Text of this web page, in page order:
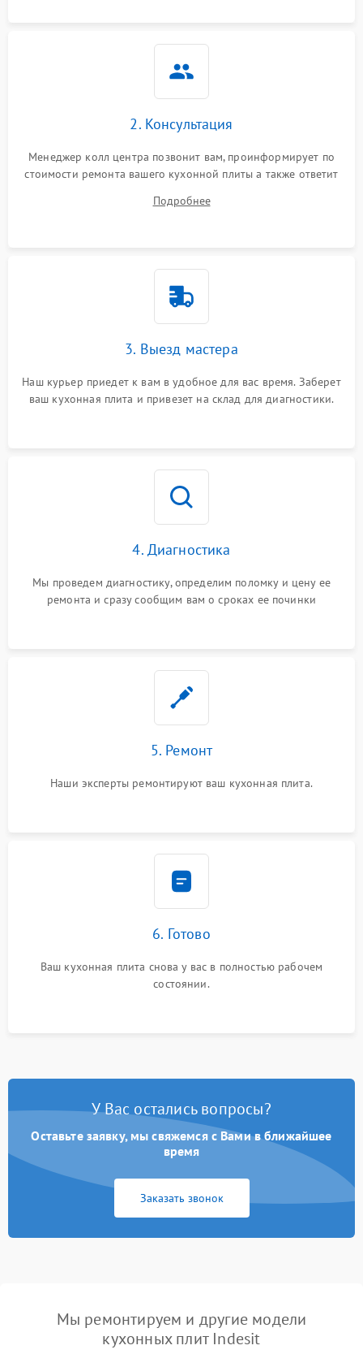
2. Консультация
Менеджер колл центра позвонит вам, проинформирует по
стоимости ремонта вашего кухонной плиты а также ответит
Подробнее
3. Выезд мастера
Наш курьер приедет к вам в удобное для вас время. Заберет
ваш кухонная плита и привезет на склад для диагностики.
4. Диагностика
Мы проведем диагностику, определим поломку и цену ее
ремонта и сразу сообщим вам о сроках ее починки
5. Ремонт
Наши эксперты ремонтируют ваш кухонная плита.
6. Готово
Ваш кухонная плита снова у вас в полностью рабочем
состоянии.
У Вас остались вопросы?
Оставьте заявку, мы свяжемся с Вами в ближайшее
время
Заказать звонок
Мы ремонтируем и другие модели
кухонных плит Indesit